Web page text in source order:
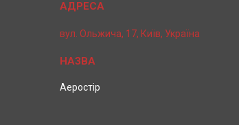
вул. Ольжича, 17, Київ, Україна
Аеростір